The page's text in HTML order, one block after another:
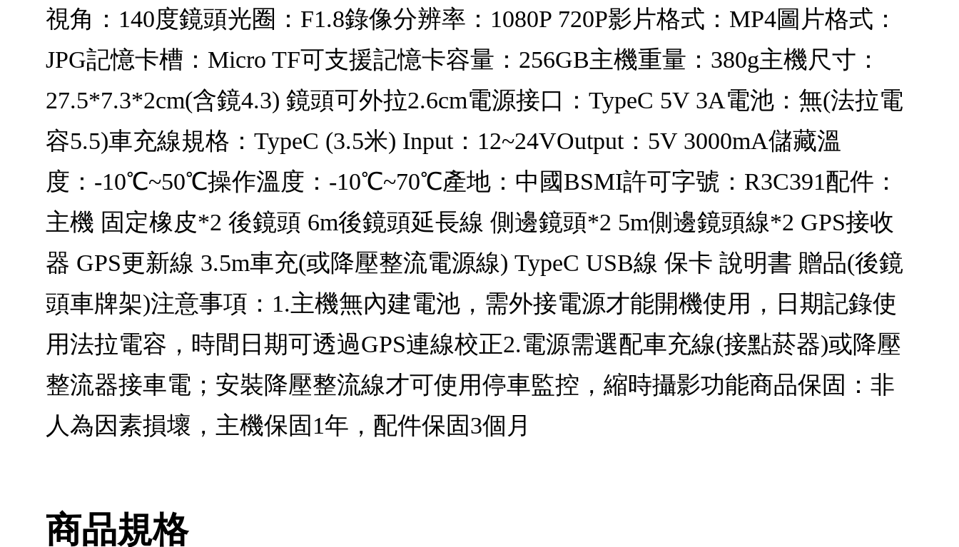
視角：140度鏡頭光圈：F1.8錄像分辨率：1080P 720P影片格式：MP4圖片格式：
JPG記憶卡槽：Micro TF可支援記憶卡容量：256GB主機重量：380g主機尺寸：
27.5*7.3*2cm(含鏡4.3) 鏡頭可外拉2.6cm電源接口：TypeC 5V 3A電池：無(法拉電
容5.5)車充線規格：TypeC (3.5米) Input：12~24VOutput：5V 3000mA儲藏溫
度：-10℃~50℃操作溫度：-10℃~70℃產地：中國BSMI許可字號：R3C391配件：
主機 固定橡皮*2 後鏡頭 6m後鏡頭延長線 側邊鏡頭*2 5m側邊鏡頭線*2 GPS接收
器 GPS更新線 3.5m車充(或降壓整流電源線) TypeC USB線 保卡 說明書 贈品(後鏡
頭車牌架)注意事項：1.主機無內建電池，需外接電源才能開機使用，日期記錄使
用法拉電容，時間日期可透過GPS連線校正2.電源需選配車充線(接點菸器)或降壓
整流器接車電；安裝降壓整流線才可使用停車監控，縮時攝影功能商品保固：非
人為因素損壞，主機保固1年，配件保固3個月
商品規格